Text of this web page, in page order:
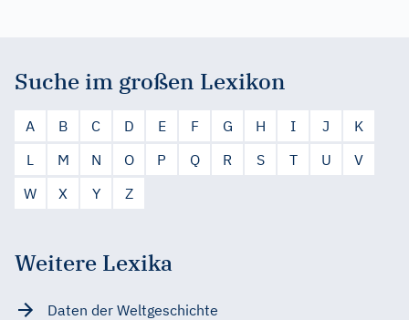
Suche im großen Lexikon
A B C D E F G H I J
K
L
M N O P Q R S T U
V
W
X Y Z
Weitere Lexika
Daten der Weltgeschichte